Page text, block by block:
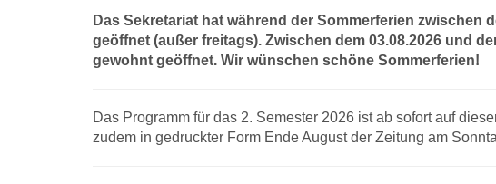
Das Sekretariat hat während der Sommerferien zwischen
geöffnet (außer freitags). Zwischen dem 03.08.2026 und
gewohnt geöffnet. Wir wünschen schöne Sommerferien!
Das Programm für das 2. Semester 2026 ist ab sofort auf
zudem in gedruckter Form Ende August der Zeitung am